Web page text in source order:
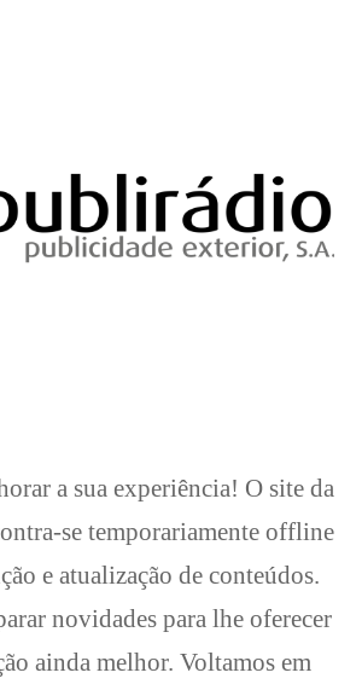
a sua experiência! O site da
se temporariamente offline
e atualização de conteúdos.
novidades para lhe oferecer
ainda melhor. Voltamos em